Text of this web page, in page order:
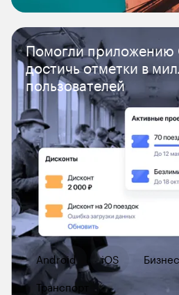
Помогли приложению
достичь отметки в
пользователей
Android iOS Бизнес
Транспорт